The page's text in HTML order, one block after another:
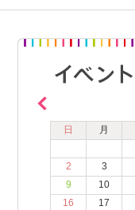
日 月
2
3
9
10
16
17